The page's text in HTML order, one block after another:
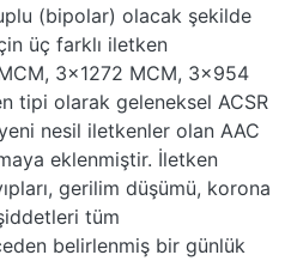
(bipolar) olacak şekilde
üç farklı iletken
3x1272 MCM, 3x954
tipi olarak geleneksel ACSR
nesil iletkenler olan AAC
eklenmiştir. İletken
gerilim düşümü, korona
tüm
belirlenmiş bir günlük